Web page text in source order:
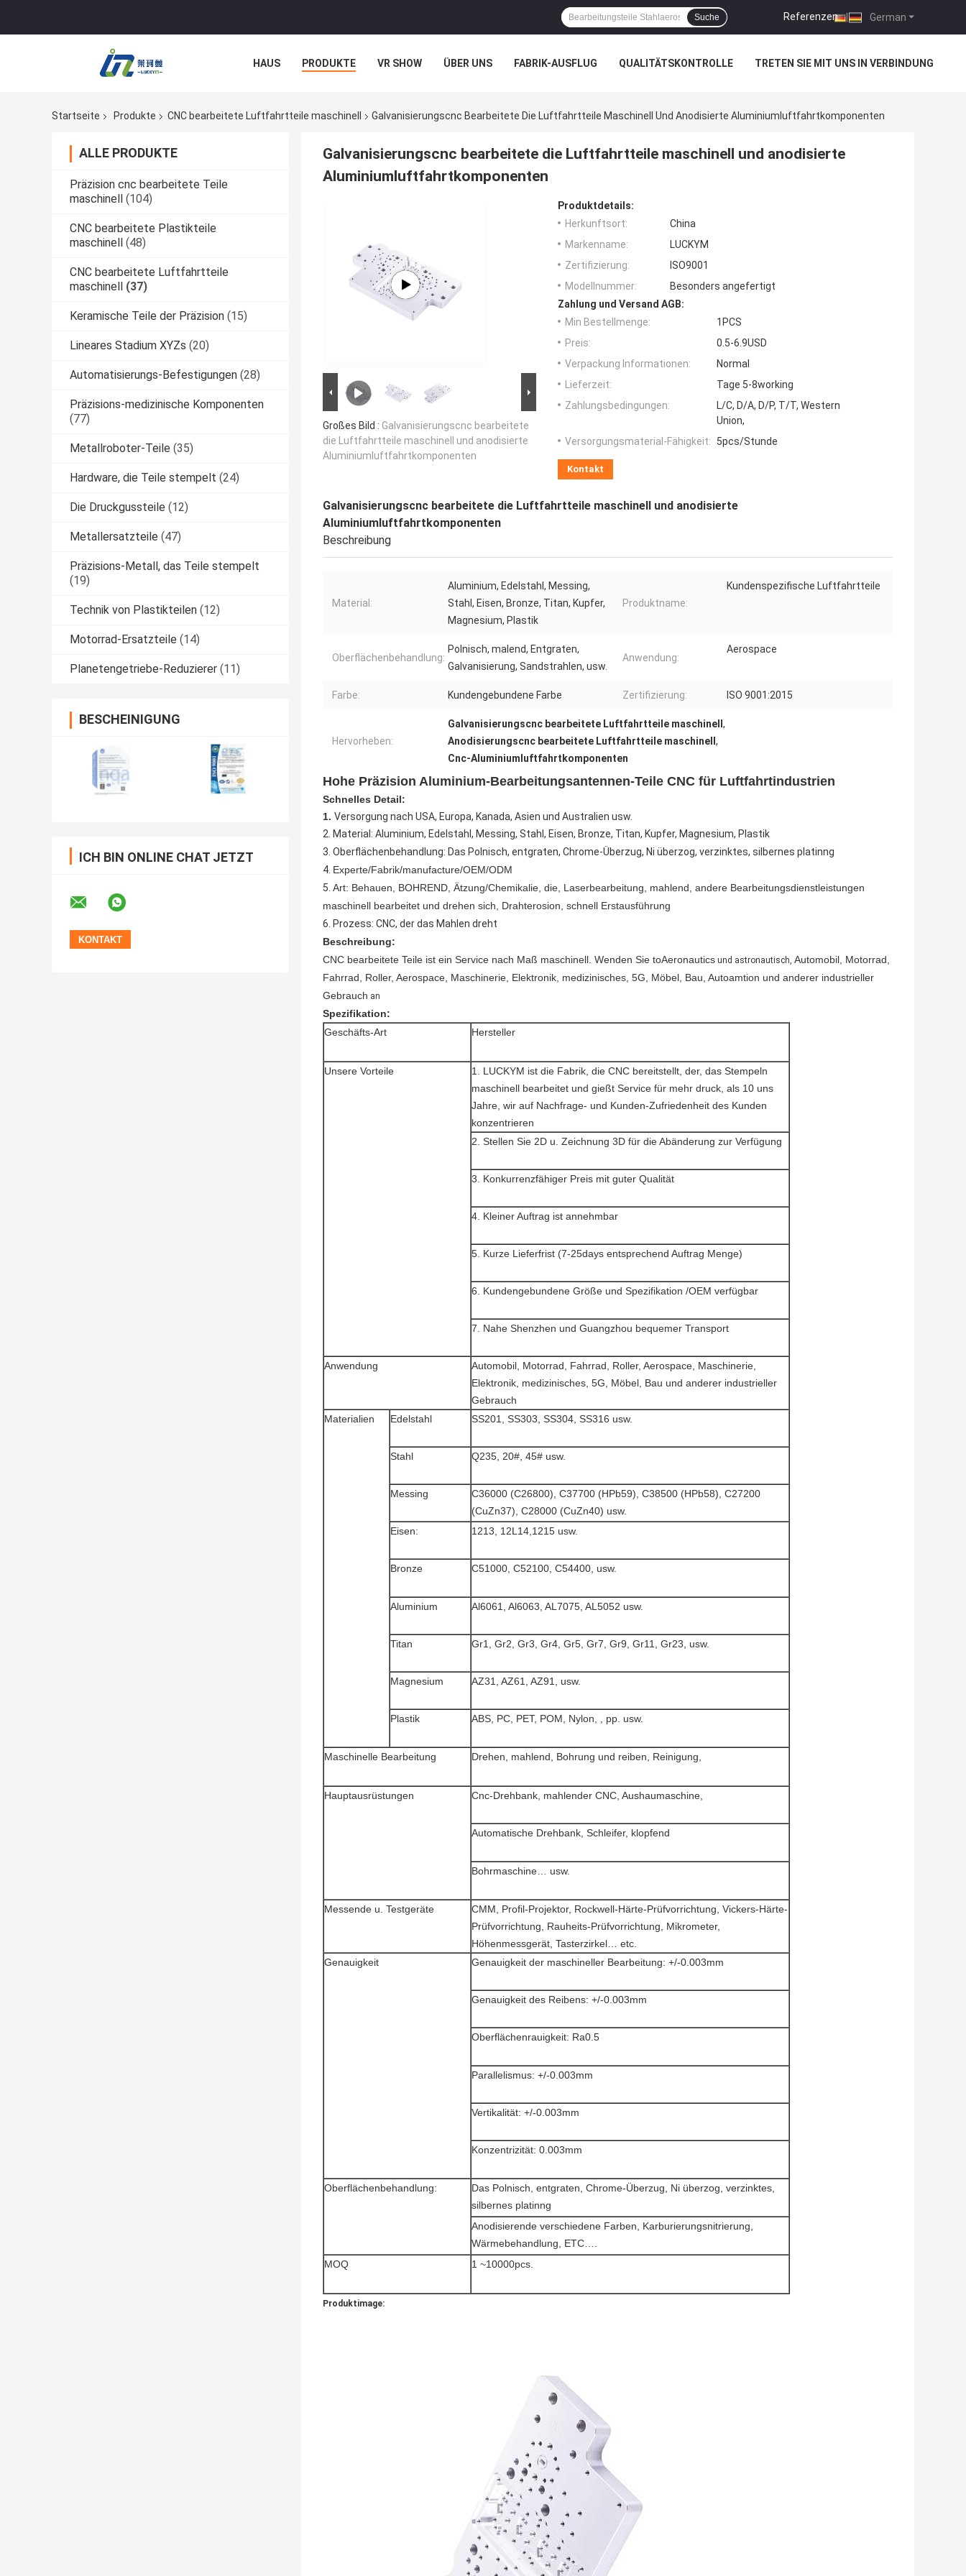
German
Referenzen |
Suche
HAUS PRODUKTE VR SHOW ÜBER UNS FABRIK-AUSFLUG QUALITÄTSKONTROLLE TRETEN SIE MIT UNS IN VERBINDUNG
Startseite
Produkte CNC bearbeitete Luftfahrtteile maschinell Galvanisierungscnc Bearbeitete Die Luftfahrtteile Maschinell Und Anodisierte Aluminiumluftfahrtkomponenten
ALLE PRODUKTE
Präzision cnc bearbeitete Teile
maschinell
(104)
CNC bearbeitete Plastikteile
maschinell
(48)
CNC bearbeitete Luftfahrtteile
maschinell
(37)
Keramische Teile der Präzision (15)
Lineares Stadium XYZs (20)
Automatisierungs-Befestigungen (28)
Präzisions-medizinische Komponenten
(77)
Metallroboter-Teile (35)
Hardware, die Teile stempelt (24)
Die Druckgussteile (12)
Metallersatzteile (47)
Präzisions-Metall, das Teile stempelt
(19)
Technik von Plastikteilen (12)
Motorrad-Ersatzteile (14)
Planetengetriebe-Reduzierer (11)
BESCHEINIGUNG
ICH BIN ONLINE CHAT JETZT
Galvanisierungscnc bearbeitete die Luftfahrtteile maschinell und anodisierte
Aluminiumluftfahrtkomponenten
Großes Bild : Galvanisierungscnc bearbeitete
die Luftfahrtteile maschinell und anodisierte
Aluminiumluftfahrtkomponenten
Produktdetails:
Herkunftsort:
China
Markenname:
LUCKYM
Zertifizierung:
ISO9001
Modellnummer:
Besonders angefertigt
Zahlung und Versand AGB:
Min Bestellmenge:
1PCS
Preis:
0.5-6.9USD
Verpackung Informationen:
Normal
Lieferzeit:
Tage 5-8working
Zahlungsbedingungen:
L/C, D/A, D/P, T/T, Western
Union,
Versorgungsmaterial-Fähigkeit:
5pcs/Stunde
Kontakt
Galvanisierungscnc bearbeitete die Luftfahrtteile maschinell und anodisierte
Aluminiumluftfahrtkomponenten
Beschreibung
Material:
Aluminium, Edelstahl, Messing,
Stahl, Eisen, Bronze, Titan, Kupfer,
Magnesium, Plastik
Produktname:
Kundenspezifische Luftfahrtteile
Oberflächenbehandlung:
Polnisch, malend, Entgraten,
Galvanisierung, Sandstrahlen, usw.
Anwendung:
Aerospace
Farbe: Kundengebundene Farbe Zertifizierung: ISO 9001:2015
Hervorheben:
Galvanisierungscnc bearbeitete Luftfahrtteile maschinell ,
Anodisierungscnc bearbeitete Luftfahrtteile maschinell ,
Cnc-Aluminiumluftfahrtkomponenten
Hohe Präzision Aluminium-Bearbeitungsantennen-Teile CNC für Luftfahrtindustrien
Schnelles Detail:
1. Versorgung nach USA, Europa, Kanada, Asien und Australien usw.
2. Material: Aluminium, Edelstahl, Messing, Stahl, Eisen, Bronze, Titan, Kupfer, Magnesium, Plastik
3. Oberflächenbehandlung: Das Polnisch, entgraten, Chrome-Überzug, Ni überzog, verzinktes, silbernes platinng
4. Experte/Fabrik/manufacture/OEM/ODM
5. Art: Behauen, BOHREND, Ätzung/Chemikalie, die, Laserbearbeitung, mahlend, andere Bearbeitungsdienstleistungen
maschinell bearbeitet und drehen sich, Drahterosion, schnell Erstausführung
6. Prozess: CNC, der das Mahlen dreht
Beschreibung:
CNC bearbeitete Teile ist ein Service nach Maß maschinell. Wenden Sie toAeronautics und astronautisch, Automobil, Motorrad,
Fahrrad, Roller, Aerospace, Maschinerie, Elektronik, medizinisches, 5G, Möbel, Bau, Autoamtion und anderer industrieller
Gebrauch an
Spezifikation:
Geschäfts-Art
Hersteller
Unsere Vorteile
1. LUCKYM ist die Fabrik, die CNC bereitstellt, der, das Stempeln
maschinell bearbeitet und gießt Service für mehr druck, als 10 uns
Jahre, wir auf Nachfrage- und Kunden-Zufriedenheit des Kunden
konzentrieren
2. Stellen Sie 2D u. Zeichnung 3D für die Abänderung zur Verfügung
3. Konkurrenzfähiger Preis mit guter Qualität
4. Kleiner Auftrag ist annehmbar
5. Kurze Lieferfrist (7-25days entsprechend Auftrag Menge)
6. Kundengebundene Größe und Spezifikation /OEM verfügbar
7. Nahe Shenzhen und Guangzhou bequemer Transport
Anwendung
Automobil, Motorrad, Fahrrad, Roller, Aerospace, Maschinerie,
Elektronik, medizinisches, 5G, Möbel, Bau und anderer industrieller
Gebrauch
Materialien
Edelstahl SS201, SS303, SS304, SS316 usw.
Stahl Q235, 20#, 45# usw.
Messing
C36000 (C26800), C37700 (HPb59), C38500 (HPb58), C27200
(CuZn37), C28000 (CuZn40) usw.
Eisen:
1213, 12L14,1215 usw.
Bronze C51000, C52100, C54400, usw.
Aluminium Al6061, Al6063, AL7075, AL5052 usw.
Titan Gr1, Gr2, Gr3, Gr4, Gr5, Gr7, Gr9, Gr11, Gr23, usw.
Magnesium AZ31, AZ61, AZ91, usw.
Plastik ABS, PC, PET, POM, Nylon, , pp. usw.
Maschinelle Bearbeitung Drehen, mahlend, Bohrung und reiben, Reinigung,
Hauptausrüstungen Cnc-Drehbank, mahlender CNC, Aushaumaschine,
Automatische Drehbank, Schleifer, klopfend
Bohrmaschine… usw.
Messende u. Testgeräte
CMM, Profil-Projektor, Rockwell-Härte-Prüfvorrichtung, Vickers-Härte-
Prüfvorrichtung, Rauheits-Prüfvorrichtung, Mikrometer,
Höhenmessgerät, Tasterzirkel… etc.
Genauigkeit
Genauigkeit der maschineller Bearbeitung: +/-0.003mm
Genauigkeit des Reibens: +/-0.003mm
Oberflächenrauigkeit: Ra0.5
Parallelismus: +/-0.003mm
Vertikalität: +/-0.003mm
Konzentrizität: 0.003mm
Oberflächenbehandlung:
Das Polnisch, entgraten, Chrome-Überzug, Ni überzog, verzinktes,
silbernes platinng
Anodisierende verschiedene Farben, Karburierungsnitrierung,
Wärmebehandlung, ETC….
MOQ
1 ~10000pcs.
Produktimage: